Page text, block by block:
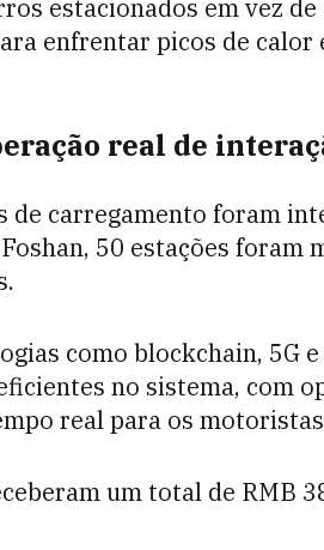
estacionados em vez
enfrentar picos de calor
real de
de carregamento foram
50 estações foram
como blockchain, 5G
no sistema, com
real para os
um total de RMB